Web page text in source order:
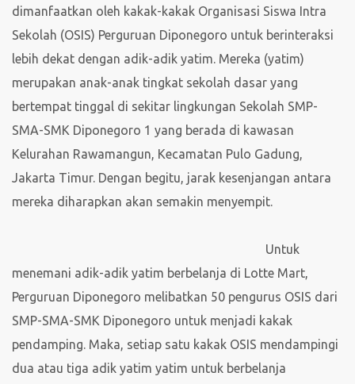
dimanfaatkan oleh kakak-kakak Organisasi Siswa Intra
Sekolah (OSIS) Perguruan Diponegoro untuk berinteraksi
lebih dekat dengan adik-adik yatim. Mereka (yatim)
merupakan anak-anak tingkat sekolah dasar yang
bertempat tinggal di sekitar lingkungan Sekolah SMP-
SMA-SMK Diponegoro 1 yang berada di kawasan
Kelurahan Rawamangun, Kecamatan Pulo Gadung,
Jakarta Timur. Dengan begitu, jarak kesenjangan antara
mereka diharapkan akan semakin menyempit.
Untuk
menemani adik-adik yatim berbelanja di Lotte Mart,
Perguruan Diponegoro melibatkan 50 pengurus OSIS dari
SMP-SMA-SMK Diponegoro untuk menjadi kakak
pendamping. Maka, setiap satu kakak OSIS mendampingi
dua atau tiga adik yatim yatim untuk berbelanja